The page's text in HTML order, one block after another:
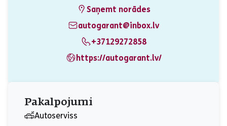
Saņemt norādes
autogarant@inbox.lv
+37129272858
https://autogarant.lv/
Pakalpojumi
Autoserviss